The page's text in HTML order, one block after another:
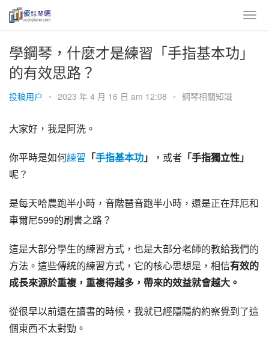
學鋼琴，什麼才是練習「手指基本功」
的有效思路？
投稿用户 • 2023 年 4 月 16 日 am 12:08 • 鋼琴相關知識
大家好，我是阿洗。
你平時是如何練習 「手指基本功」 ，或者 「手指獨立性」
呢？
是每天哈農跑半小時，音階琶音跑半小時，還是正在拜厄和
車爾尼599的刷書之路？
這是大部分學生的練習方式，也是大部分老師的教給我們的
方法。這些傳統的練習方式，它的核心思想是，相信有效的
成長來源於重複，重複得越多，帶來的效益就會越大。
從很早以前還在讀書的時候，我就已經隱隱約約察覺到了這
個東西不太對勁。